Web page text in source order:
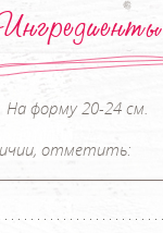
На форму 20-24 см.
отметить: